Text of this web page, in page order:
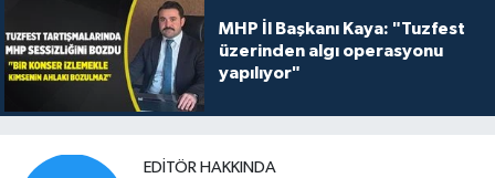
MHP İl Başkanı Kaya: "Tuzfest
üzerinden algı operasyonu
yapılıyor"
EDITÖR HAKKINDA